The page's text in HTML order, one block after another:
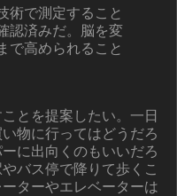
で測定すること
認済みだ。脳を変
で高められること
とを提案したい。一日
物に行ってはどうだろ
に出向くのもいいだろ
バス停で降りて歩くこ
ターやエレベーターは